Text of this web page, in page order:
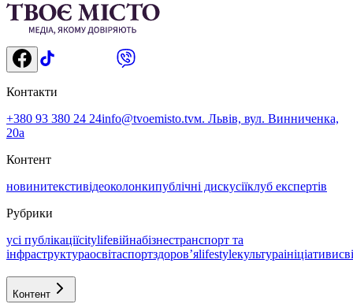
Контакти
+380 93 380 24 24info@tvoemisto.tvм. Львів, вул. Винниченка,
20а
Контент
новинитекстивідеоколонкипублічні дискусіїклуб експертів
Рубрики
усі публікаціїcitylifeвійнабізнестранспорт та
інфраструктураосвітаспортздоровʼяlifestyleкультураініціативи
Контент